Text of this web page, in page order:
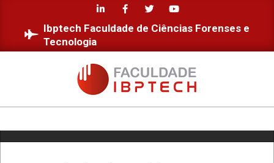
content
Ibptech Faculdade de Ciências Forenses e
Tecnologia
FACULDADE
IBPTECH